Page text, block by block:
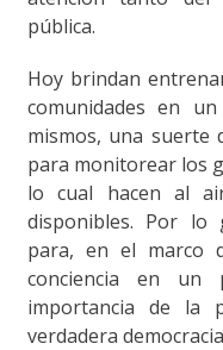
pública.
Hoy brindan
comunidades en
mismos, una suerte
para monitorear los
lo cual hacen al
disponibles. Por lo
para, en el marco
conciencia en un
importancia de la
verdadera